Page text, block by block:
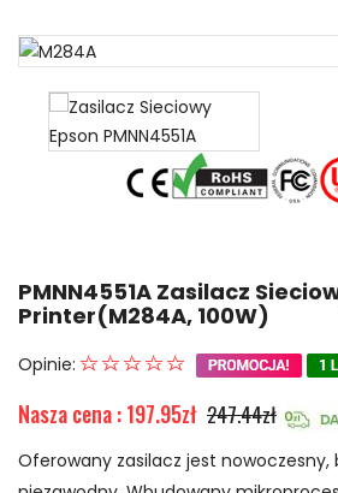
PMNN4551A Zasilacz
Printer(M284A, 100W)
Opinie:
Nasza cena : 197.95zł 247.44zł
Oferowany zasilacz jest nowoczesny,